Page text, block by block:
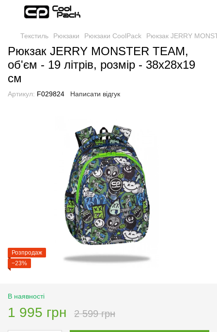
Текстиль Рюкзаки Рюкзаки CoolPack Рюкзак JERRY
Рюкзак JERRY MONSTER TEAM,
об'єм - 19 літрів, розмір - 38х28х19
см
Артикул: F029824 Написати відгук
Розпродаж
−23%
В наявності
1 995 грн 2 599 грн